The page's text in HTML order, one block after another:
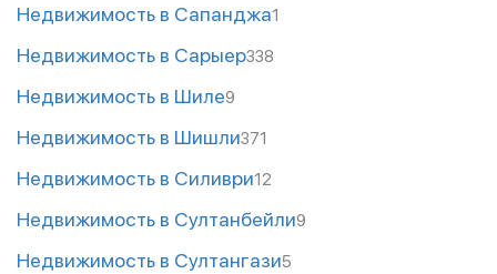
Недвижимость в Сапанджа1
Недвижимость в Сарыер338
Недвижимость в Шиле9
Недвижимость в Шишли371
Недвижимость в Силиври12
Недвижимость в Султанбейли9
Недвижимость в Султангази5